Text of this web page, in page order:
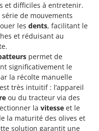
et difficiles à entretenir.
de mouvements
les dents, facilitant le
et réduisant au
permet de
significativement le
la récolte manuelle
très intuitif : l’appareil
ou du tracteur via des
la vitesse et le
la maturité des olives et
solution garantit une